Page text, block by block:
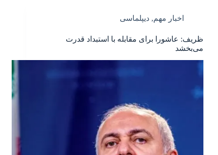
اخبار مهم, دیپلماسی
ظریف: عاشورا برای مقابله با استبداد قدرت
می‌بخشد